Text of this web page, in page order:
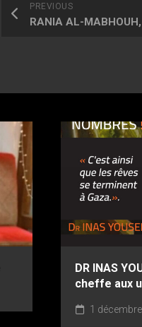
PREVIOUS
RANIA AL-
DR INAS
cheffe aux
1